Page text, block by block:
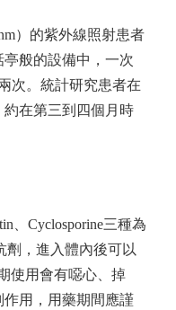
）的紫外線照射患者
般的設備中，一次
次。統計研究患者在
在第三到四個月時
、Cyclosporine三種為
劑，進入體內後可以
使用會有噁心、掉
用，用藥期間應謹